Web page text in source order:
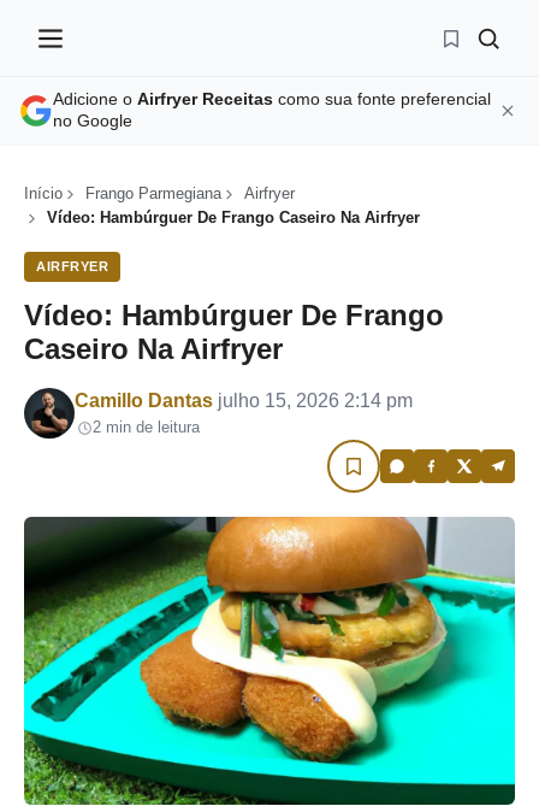
Adicione o Airfryer Receitas como sua fonte preferencial
no Google
Início Frango Parmegiana
Airfryer
Vídeo: Hambúrguer De Frango Caseiro Na Airfryer
AIRFRYER
Vídeo: Hambúrguer De Frango
Caseiro Na Airfryer
Por
Camillo Dantas julho 15, 2026 2:14 pm
2 min de leitura